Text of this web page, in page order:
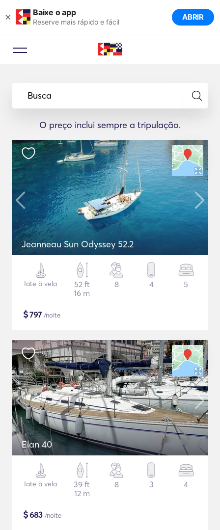
× Baixe o app
Reserve mais rápido e fácil ABRIR
Busca
O preço inclui sempre a tripulação.
Jeanneau Sun Odyssey 52.2
Iate à vela
52 ft
16 m
8 4 5
$797 /noite
Elan 40
Iate à vela
39 ft
12 m
8 3 4
$683 /noite